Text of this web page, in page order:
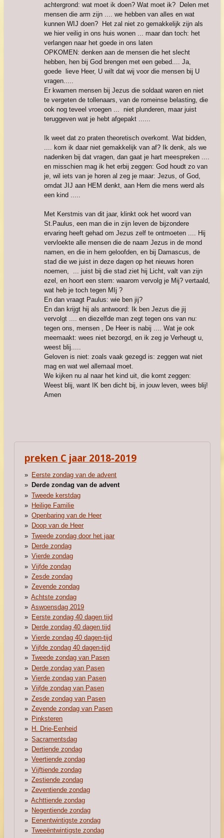
achtergrond: wat moet ik doen? Wat moet ik? Delen met
mensen die arm zijn .... we hebben van alles en wat
kunnen WIJ doen? Het zal niet zo gemakkelijk zijn als
we hier veilig in ons huis wonen ... maar dan toch: het
verlangen naar het goede in ons laten
OPKOMEN: denken aan de mensen die het slecht
hebben, hen bij God brengen met een gebed.... Ja,
goede lieve Heer, U wilt dat wij voor die mensen bij U
vragen.....
Er kwamen mensen bij Jezus die soldaat waren en niet
te vergeten de tollenaars, van de romeinse belasting, die
ook nog teveel vroegen ... niet plunderen, maar juist
teruggeven wat je hebt afgepakt ......
Ik weet dat zo praten theoretisch overkomt. Wat bidden,
.... kom ik daar niet gemakkelijk van af? Ik denk, als we
nadenken bij dat vragen, dan gaat je hart meespreken ....
en misschien mag ik het erbij zeggen: God houdt zo van
je, wil iets van je horen al zeg je maar: Jezus, of God,
omdat JIJ aan HEM denkt, aan Hem die mens werd als
een kind .....
Met Kerstmis van dit jaar, klinkt ook het woord van
St.Paulus, een man die in zijn leven de bijzondere
ervaring heeft gehad om Jezus zelf te ontmoeten .... Hij
vervloekte alle mensen die de naam Jezus in de mond
namen, en die in hem geloofden, en bij Damascus, de
stad die we juist in deze dagen op het nieuws horen
noemen, ... juist bij die stad ziet hij Licht, valt van zijn
ezel, en hoort een stem: waarom vervolg je Mij? vertaald,
wat heb je toch tegen MIj ?
En dan vraagt Paulus: wie ben jij?
En dan krijgt hij als antwoord: Ik ben Jezus die jij
vervolgt .... en diezelfde man zegt tegen ons van nu:
tegen ons, mensen , De Heer is nabij .... Wat je ook
meemaakt: wees niet bezorgd, en ik zeg je Verheugt u,
weest blij.....
Geloven is niet: zoals vaak gezegd is: zeggen wat niet
mag en wat wel allemaal moet.
We kijken nu al naar het kind uit, die komt zeggen:
Weest blij, want IK ben dicht bij, in jouw leven, wees blij!
Amen
preken C jaar 2018-2019
Eerste zondag van de advent
Derde zondag van de advent
Tweede kerstdag
Heilige Familie
Openbaring van de Heer
Doop van de Heer
Tweede zondag door het jaar
Derde zondag
Vierde zondag
Vijfde zondag
Zesde zondag
Zevende zondag
Achtste zondag
Aswoensdag 2019
Eerste zondag 40 dagen tijd
Derde zondag 40 dagen tijd
Vierde zondag 40 dagen-tijd
Vijfde zondag 40 dagen-tijd
Tweede zondag van Pasen
Derde zondag van Pasen
Vierde zondag van Pasen
Vijfde zondag van Pasen
Zesde zondag van Pasen
Zevende zondag van Pasen
Pinksteren
H. Drie-Eenheid
Sacramentsdag
Dertiende zondag
Veertiende zondag
Vijftiende zondag
Zestiende zondag
Zeventiende zondag
Achttiende zondag
Negentiende zondag
Eenentwintigste zondag
Tweeëntwintigste zondag